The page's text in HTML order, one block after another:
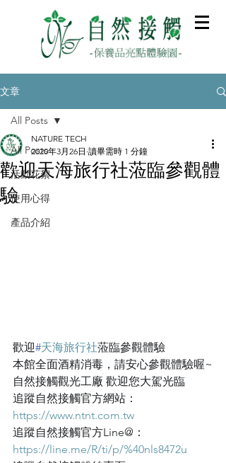
文章
All Posts
活動花絮
使用心得
產品介紹
All Posts
歡迎天海旅行社蒞臨參觀體
驗
NATURE TECH
2020年3月26日 讀畢需時 1 分鐘
歡迎#天海旅行社蒞臨參觀體驗
本館全面酒精消毒，請安心參觀體驗喔~
自然接觸觀光工廠 歡迎您大駕光臨
追蹤自然接觸官方網站：
https://www.ntnt.com.tw
追蹤自然接觸官方Line@：
https://line.me/R/ti/p/%40nls8472u